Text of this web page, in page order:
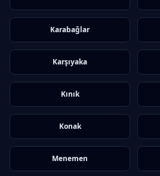
Karabağlar
Karşıyaka
Kınık
Konak
Menemen